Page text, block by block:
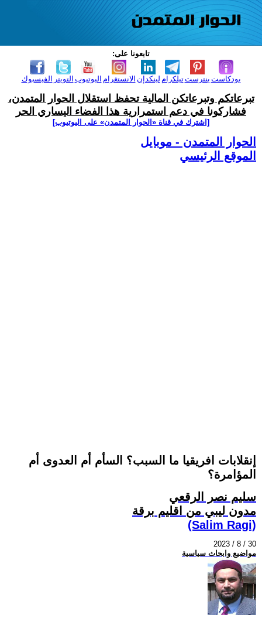
تابعونا على:
الفيسبوك التويتر اليوتيوب الانستغرام لينكدإن تيلكرامبنترست بودكاست
تبرعاتكم وتبرعاتكن المالية تحفظ استقلال الحوار المتمدن،
فشاركونا في دعم استمرارية هذا الفضاء اليساري الحر
[اشترك في قناة ‫«الحوار المتمدن» على اليوتيوب]
الحوار المتمدن - موبايل
الموقع الرئيسي
إنقلابات افريقيا ما السبب؟ السأم أم العدوى أم
المؤامرة؟
سليم نصر الرقعي
مدون ليبي من اقليم برقة
(Salim Ragi)
2023 / 8 / 30
مواضيع وابحاث سياسية